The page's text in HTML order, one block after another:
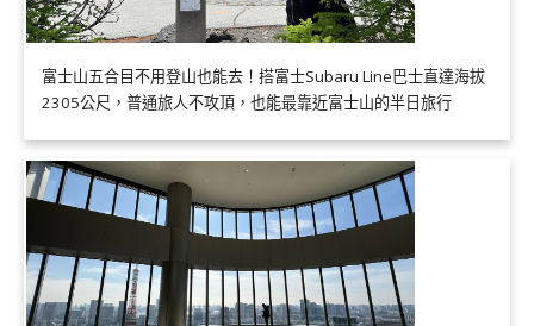
富士山五合目不用登山也能去！搭富士Subaru Line巴士直達海拔
2305公尺，普通旅人不攻頂，也能最靠近富士山的半日旅行